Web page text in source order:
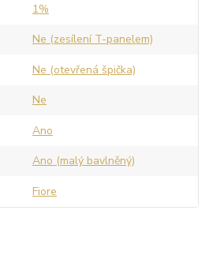
1%
Ne (zesílení T-panelem)
Ne (otevřená špička)
Ne
Ano
Ano (malý bavlněný)
Fiore